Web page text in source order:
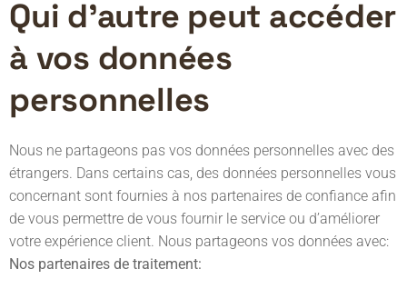
Qui d’autre peut accéder
à vos données
personnelles
Nous ne partageons pas vos données personnelles avec des
étrangers. Dans certains cas, des données personnelles vous
concernant sont fournies à nos partenaires de confiance afin
de vous permettre de vous fournir le service ou d’améliorer
votre expérience client. Nous partageons vos données avec:
Nos partenaires de traitement: